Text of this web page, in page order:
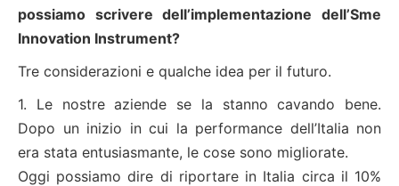
possiamo scrivere dell’implementazione dell’Sme
Innovation Instrument?
Tre considerazioni e qualche idea per il futuro.
1. Le nostre aziende se la stanno cavando bene.
Dopo un inizio in cui la performance dell’Italia non
era stata entusiasmante, le cose sono migliorate.
Oggi possiamo dire di riportare in Italia circa il 10%